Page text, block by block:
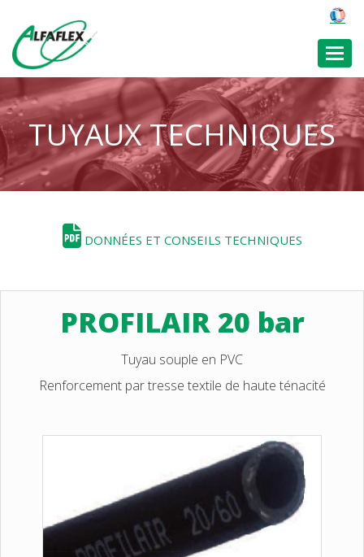
TUYAUX TECHNIQUES
DONNÉES ET CONSEILS TECHNIQUES
PROFILAIR 20 bar
Tuyau souple en PVC
Renforcement par tresse textile de haute ténacité